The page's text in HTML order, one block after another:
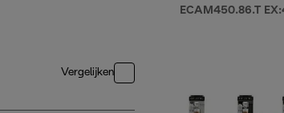
Vergelijken
ECAM450.86.T